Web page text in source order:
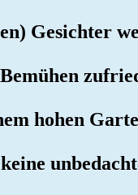
Gesichter
hohen